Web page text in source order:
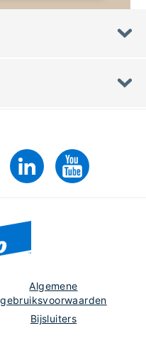
Algemene
gebruiksvoorwaarden
Bijsluiters